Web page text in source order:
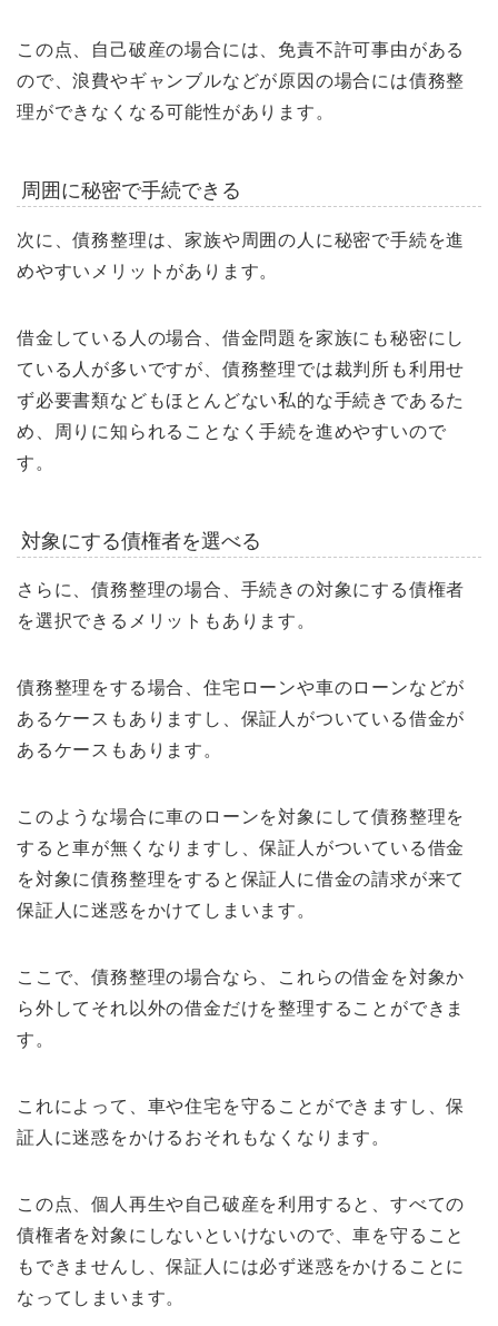
この点、自己破産の場合には、免責不許可事由がある
ので、浪費やギャンブルなどが原因の場合には債務整
理ができなくなる可能性があります。
周囲に秘密で手続できる
次に、債務整理は、家族や周囲の人に秘密で手続を進
めやすいメリットがあります。
借金している人の場合、借金問題を家族にも秘密にし
ている人が多いですが、債務整理では裁判所も利用せ
ず必要書類などもほとんどない私的な手続きであるた
め、周りに知られることなく手続を進めやすいので
す。
対象にする債権者を選べる
さらに、債務整理の場合、手続きの対象にする債権者
を選択できるメリットもあります。
債務整理をする場合、住宅ローンや車のローンなどが
あるケースもありますし、保証人がついている借金が
あるケースもあります。
このような場合に車のローンを対象にして債務整理を
すると車が無くなりますし、保証人がついている借金
を対象に債務整理をすると保証人に借金の請求が来て
保証人に迷惑をかけてしまいます。
ここで、債務整理の場合なら、これらの借金を対象か
ら外してそれ以外の借金だけを整理することができま
す。
これによって、車や住宅を守ることができますし、保
証人に迷惑をかけるおそれもなくなります。
この点、個人再生や自己破産を利用すると、すべての
債権者を対象にしないといけないので、車を守ること
もできませんし、保証人には必ず迷惑をかけることに
なってしまいます。